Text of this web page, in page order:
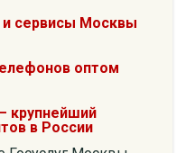
сервисы Москвы
оптом
крупнейший
в России